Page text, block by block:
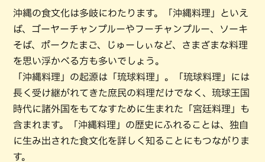
沖縄の食文化は多岐にわたります。「沖縄料理」といえ
ば、ゴーヤーチャンプルーやフーチャンプルー、ソーキ
そば、ポークたまご、じゅーしぃなど、さまざまな料理
を思い浮かべる方も多いでしょう。
「沖縄料理」の起源は「琉球料理」。「琉球料理」には
長く受け継がれてきた庶民の料理だけでなく、琉球王国
時代に諸外国をもてなすために生まれた「宮廷料理」も
含まれます。「沖縄料理」の歴史にふれることは、独自
に生み出された食文化を詳しく知ることにもつながりま
す。